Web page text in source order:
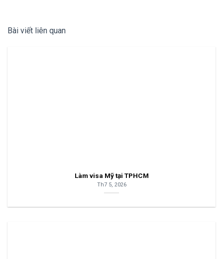
Bài viết liên quan
Làm visa Mỹ tại TPHCM
Th7 5, 2026